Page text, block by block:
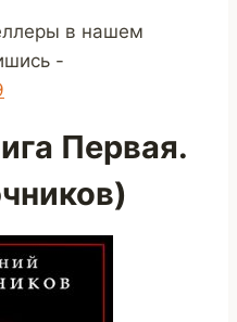
в нашем
-
Первая.